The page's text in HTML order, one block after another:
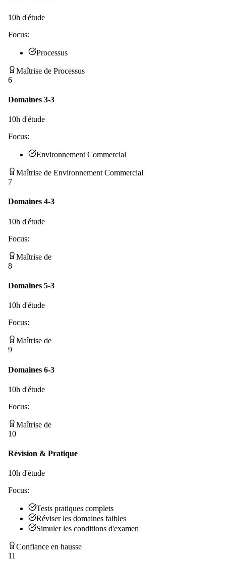
10h d'étude
Focus:
Processus
Maîtrise de Processus
6
Domaines 3-3
10h d'étude
Focus:
Environnement Commercial
Maîtrise de Environnement Commercial
7
Domaines 4-3
10h d'étude
Focus:
Maîtrise de
8
Domaines 5-3
10h d'étude
Focus:
Maîtrise de
9
Domaines 6-3
10h d'étude
Focus:
Maîtrise de
10
Révision & Pratique
10h d'étude
Focus:
Tests pratiques complets
Réviser les domaines faibles
Simuler les conditions d'examen
Confiance en hausse
11